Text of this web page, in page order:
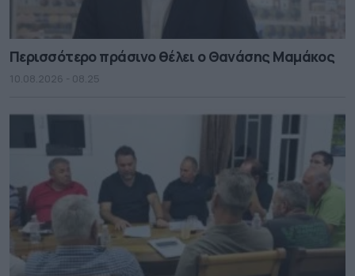
Περισσότερο πράσινο θέλει ο Θανάσης Μαμάκος
10.08.2026 - 08.25